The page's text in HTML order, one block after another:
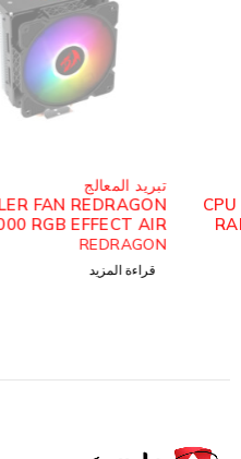
تبريد المعالج
COOLER FAN REDRAGON
CC-2000 RGB EFFECT AIR
REDRAGON